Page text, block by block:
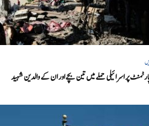
پر اسرائیلی حملے میں تین بچے اور ان کے والدین شہید